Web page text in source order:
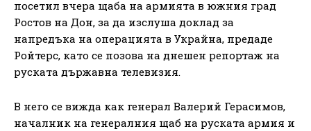
посетил вчера щаба на армията в южния град
Ростов на Дон, за да изслуша доклад за
напредъка на операцията в Украйна, предаде
Ройтерс, като се позова на днешен репортаж на
руската държавна телевизия.
В него се вижда как генерал Валерий Герасимов,
началник на генералния щаб на руската армия и